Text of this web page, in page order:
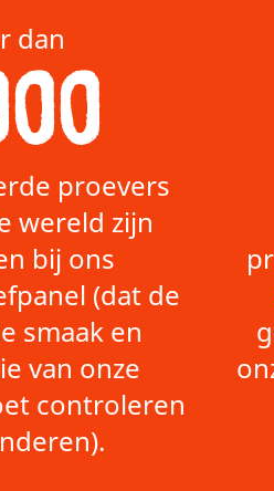
dan
proevers
wereld zijn
bij ons
(dat de
smaak en
van onze
controleren